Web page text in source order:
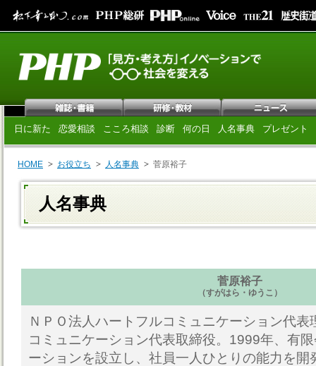
日に新た 恋愛相談 こころ相談 診断 何の日 人名事典 プレゼント
HOME お役立ち 人名事典 菅原裕子
人名事典
菅原裕子
（すがはら・ゆうこ）
ＮＰＯ法人ハートフルコミュニケーション代
コミュニケーション代表取締役。1999年、有
ーションを設立し、社員一人ひとりの能力を開